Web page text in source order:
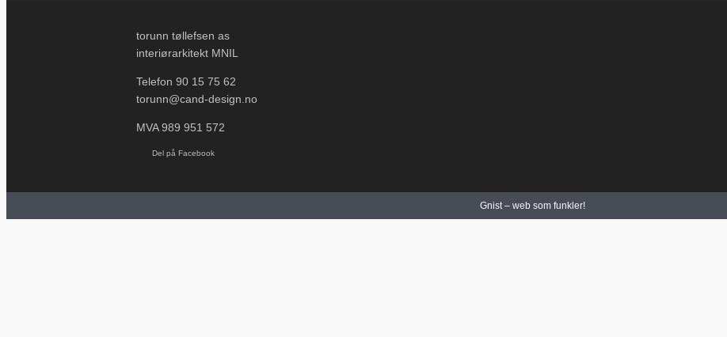
torunn tøllefsen as
interiørarkitekt MNIL
Telefon 90 15 75 62
torunn@cand-design.no
MVA 989 951 572
Del på Facebook
Gnist – web som funkler!